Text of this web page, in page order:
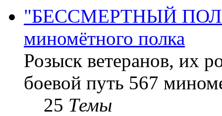
"БЕССМЕРТНЫЙ ПОЛК
миномётного полка
Розыск ветеранов, их
боевой путь 567
25 Темы